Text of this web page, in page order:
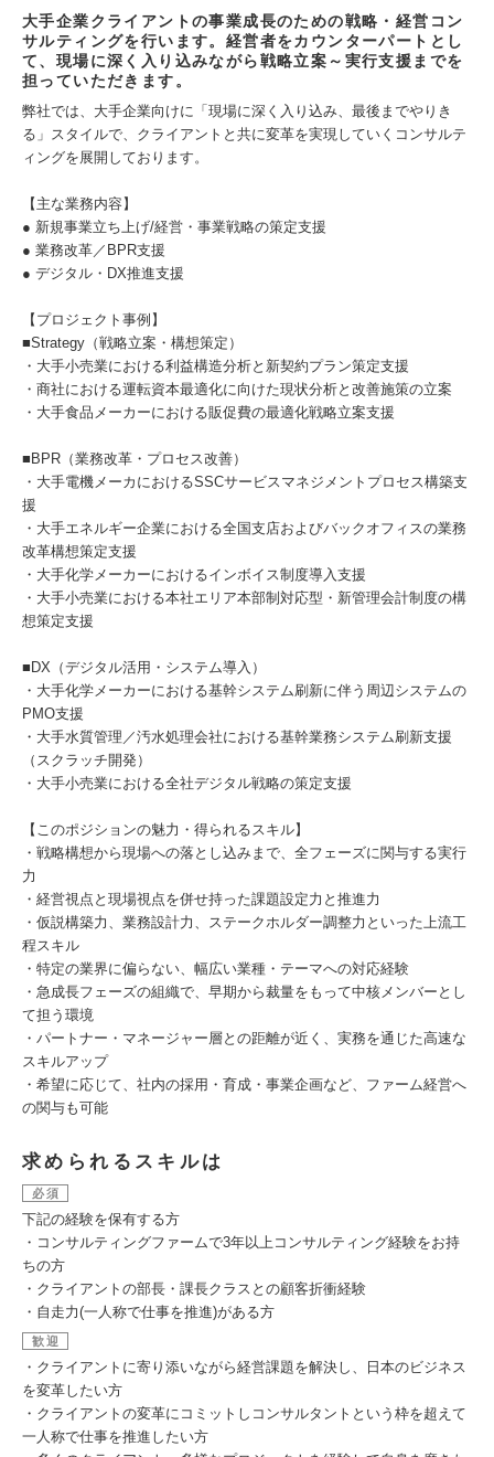
大手企業クライアントの事業成長のための戦略・経営コン
サルティングを行います。経営者をカウンターパートとし
て、現場に深く入り込みながら戦略立案～実行支援までを
担っていただきます。
弊社では、大手企業向けに「現場に深く入り込み、最後までやりき
る」スタイルで、クライアントと共に変革を実現していくコンサルテ
ィングを展開しております。
【主な業務内容】
● 新規事業立ち上げ/経営・事業戦略の策定支援
● 業務改革／BPR支援
● デジタル・DX推進支援
【プロジェクト事例】
■Strategy（戦略立案・構想策定）
・大手小売業における利益構造分析と新契約プラン策定支援
・商社における運転資本最適化に向けた現状分析と改善施策の立案
・大手食品メーカーにおける販促費の最適化戦略立案支援
■BPR（業務改革・プロセス改善）
・大手電機メーカにおけるSSCサービスマネジメントプロセス構築支
援
・大手エネルギー企業における全国支店およびバックオフィスの業務
改革構想策定支援
・大手化学メーカーにおけるインボイス制度導入支援
・大手小売業における本社エリア本部制対応型・新管理会計制度の構
想策定支援
■DX（デジタル活用・システム導入）
・大手化学メーカーにおける基幹システム刷新に伴う周辺システムの
PMO支援
・大手水質管理／汚水処理会社における基幹業務システム刷新支援
（スクラッチ開発）
・大手小売業における全社デジタル戦略の策定支援
【このポジションの魅力・得られるスキル】
・戦略構想から現場への落とし込みまで、全フェーズに関与する実行
力
・経営視点と現場視点を併せ持った課題設定力と推進力
・仮説構築力、業務設計力、ステークホルダー調整力といった上流工
程スキル
・特定の業界に偏らない、幅広い業種・テーマへの対応経験
・急成長フェーズの組織で、早期から裁量をもって中核メンバーとし
て担う環境
・パートナー・マネージャー層との距離が近く、実務を通じた高速な
スキルアップ
・希望に応じて、社内の採用・育成・事業企画など、ファーム経営へ
の関与も可能
求められるスキルは
必須
下記の経験を保有する方
・コンサルティングファームで3年以上コンサルティング経験をお持
ちの方
・クライアントの部長・課長クラスとの顧客折衝経験
・自走力(一人称で仕事を推進)がある方
歓迎
・クライアントに寄り添いながら経営課題を解決し、日本のビジネス
を変革したい方
・クライアントの変革にコミットしコンサルタントという枠を超えて
一人称で仕事を推進したい方